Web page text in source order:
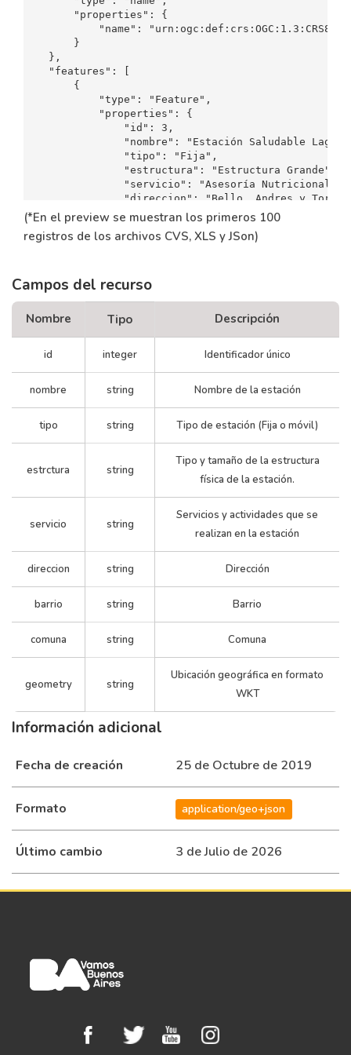
(*En el preview se muestran los primeros 100
registros de los archivos CVS, XLS y JSon)
Campos del recurso
Nombre Tipo Descripción
id integer Identificador único
nombre string Nombre de la estación
tipo string Tipo de estación (Fija o móvil)
estrctura string
Tipo y tamaño de la estructura
física de la estación.
servicio string
Servicios y actividades que se
realizan en la estación
direccion string Dirección
barrio string Barrio
comuna string Comuna
geometry string
Ubicación geográfica en formato
WKT
Información adicional
Fecha de creación 25 de Octubre de 2019
Formato application/geo+json
Último cambio 3 de Julio de 2026